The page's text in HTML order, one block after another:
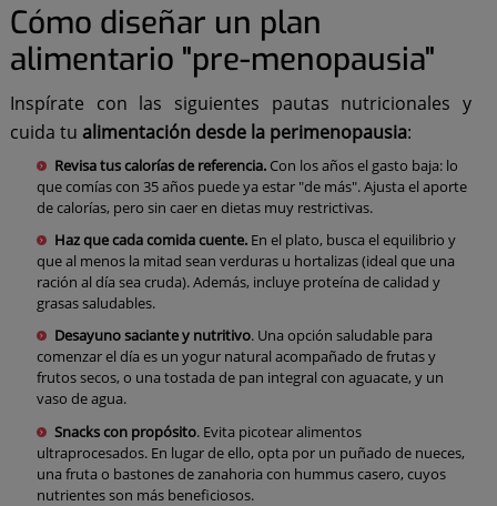
Cómo diseñar un plan
alimentario "pre-menopausia"
Inspírate con las siguientes pautas nutricionales y
cuida tu alimentación desde la perimenopausia:
Revisa tus calorías de referencia. Con los años el gasto baja: lo
que comías con 35 años puede ya estar "de más". Ajusta el aporte
de calorías, pero sin caer en dietas muy restrictivas.
Haz que cada comida cuente. En el plato, busca el equilibrio y
que al menos la mitad sean verduras u hortalizas (ideal que una
ración al día sea cruda). Además, incluye proteína de calidad y
grasas saludables.
Desayuno saciante y nutritivo. Una opción saludable para
comenzar el día es un yogur natural acompañado de frutas y
frutos secos, o una tostada de pan integral con aguacate, y un
vaso de agua.
Snacks con propósito. Evita picotear alimentos
ultraprocesados. En lugar de ello, opta por un puñado de nueces,
una fruta o bastones de zanahoria con hummus casero, cuyos
nutrientes son más beneficiosos.